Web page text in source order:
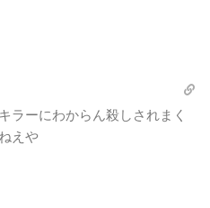
ラーにわからん殺しされまく
えや